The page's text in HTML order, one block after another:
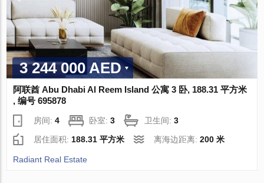
3 244 000 AED
阿联酋 Abu Dhabi Al Reem Island 公寓 3 卧, 188.31 平方米
, 编号 695878
房间:4 卧室:3 卫生间:3
居住面积: 188.31 平方米 离海边距离:200 米
Radiant Real Estate